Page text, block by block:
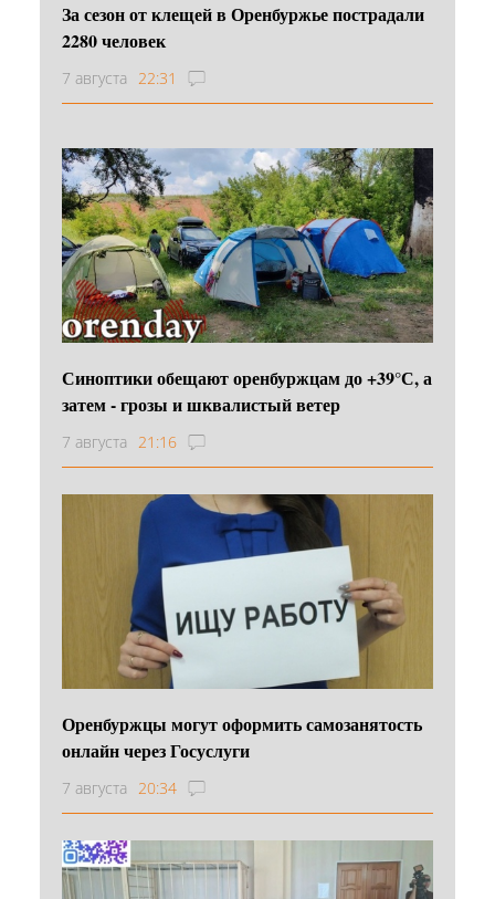
За сезон от клещей в Оренбуржье пострадали
2280 человек
7 августа 22:31
Синоптики обещают оренбуржцам до +39°С, а
затем - грозы и шквалистый ветер
7 августа 21:16
Оренбуржцы могут оформить самозанятость
онлайн через Госуслуги
7 августа 20:34